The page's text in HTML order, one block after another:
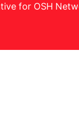
for OSH